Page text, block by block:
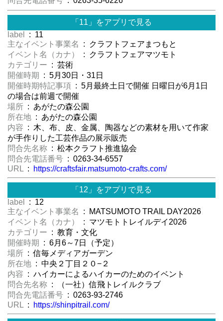
「11」をアプリで見る
label
: 11
主なイベント事業名
: クラフトフェアまつもと
イベント名（カナ）
: クラフトフェアマツモト
カテゴリー : 芸術
開催時期
: 5月30日・31日
開催時期特記事項 : 5月最終土日で開催 日曜日が6月1日
の場合は前週で開催
場所 : あがたの森公園
所在地 : あがたの森公園
内容 : 木、布、皮、金属、陶器などの素材を用いて作家
が手作りした工芸作品の展示販売
問合先名称 : 松本クラフト推進協会
問合先電話番号 : 0263-34-6557
URL : https://craftsfair.matsumoto-crafts.com/
「12」をアプリで見る
label
: 12
主なイベント事業名
: MATSUMOTO TRAIL DAY2026
イベント名（カナ）
: マツモトトレイルデイ2026
カテゴリー : 教育・文化
開催時期
: 6月6～7日（予定）
場所 : 信毎メディアガーデン
所在地 : 中央２丁目２０−２
内容 : ハイカーによるハイカーのためのイベント
問合先名称 : （一社）信飛トレイルクラブ
問合先電話番号 : 0263-93-2746
URL : https://shinpitrail.com/